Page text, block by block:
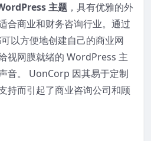
主题 ，具有优雅的外
合商业和财务咨询行业。通过
以方便地创建自己的商业网
视网膜就绪的 WordPress 主
音。 UonCorp 因其易于定制
持而引起了商业咨询公司和顾